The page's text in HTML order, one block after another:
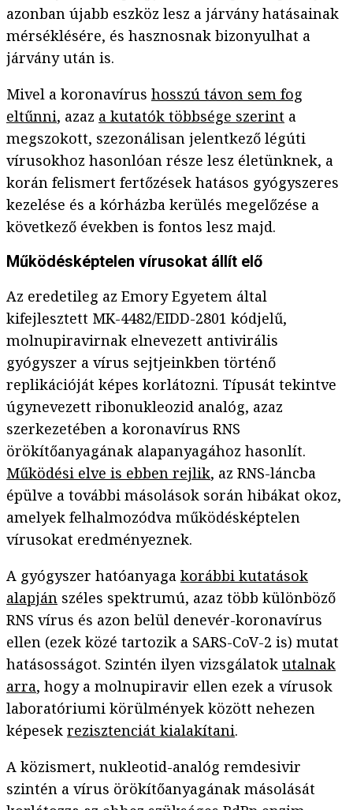
azonban újabb eszköz lesz a járvány hatásainak
mérséklésére, és hasznosnak bizonyulhat a
járvány után is.
Mivel a koronavírus hosszú távon sem fog
eltűnni, azaz a kutatók többsége szerint a
megszokott, szezonálisan jelentkező légúti
vírusokhoz hasonlóan része lesz életünknek, a
korán felismert fertőzések hatásos gyógyszeres
kezelése és a kórházba kerülés megelőzése a
következő években is fontos lesz majd.
Működésképtelen vírusokat állít elő
Az eredetileg az Emory Egyetem által
kifejlesztett MK-4482/EIDD-2801 kódjelű,
molnupiravirnak elnevezett antivirális
gyógyszer a vírus sejtjeinkben történő
replikációját képes korlátozni. Típusát tekintve
úgynevezett ribonukleozid analóg, azaz
szerkezetében a koronavírus RNS
örökítőanyagának alapanyagához hasonlít.
Működési elve is ebben rejlik, az RNS-láncba
épülve a további másolások során hibákat okoz,
amelyek felhalmozódva működésképtelen
vírusokat eredményeznek.
A gyógyszer hatóanyaga korábbi kutatások
alapján széles spektrumú, azaz több különböző
RNS vírus és azon belül denevér-koronavírus
ellen (ezek közé tartozik a SARS-CoV-2 is) mutat
hatásosságot. Szintén ilyen vizsgálatok utalnak
arra, hogy a molnupiravir ellen ezek a vírusok
laboratóriumi körülmények között nehezen
képesek rezisztenciát kialakítani.
A közismert, nukleotid-analóg remdesivir
szintén a vírus örökítőanyagának másolását